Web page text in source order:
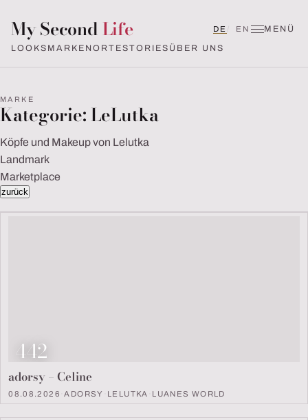
My Second Life
MENÜ
LOOKS MARKEN ORTESTORIES ÜBER UNS
DE Deutsch
EN English (UK)
MARKE
Kategorie: LeLutka
Köpfe und Makeup von Lelutka
Landmark
Marketplace
zurück
Look Nummer
442
adorsy – Celine
08.08.2026 ·ADORSY LELUTKA LUANES WORLD